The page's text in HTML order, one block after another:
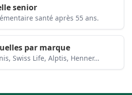
senior
santé après 55 ans.
par marque
Swiss Life, Alptis, Henner…